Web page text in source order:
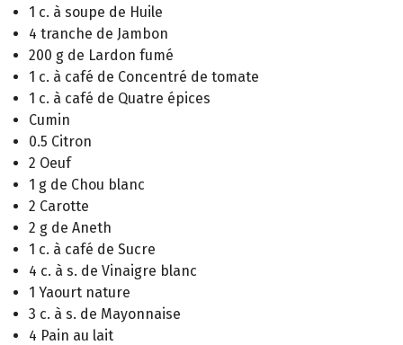
1 c. à soupe de Huile
4 tranche de Jambon
200 g de Lardon fumé
1 c. à café de Concentré de tomate
1 c. à café de Quatre épices
Cumin
0.5 Citron
2 Oeuf
1 g de Chou blanc
2 Carotte
2 g de Aneth
1 c. à café de Sucre
4 c. à s. de Vinaigre blanc
1 Yaourt nature
3 c. à s. de Mayonnaise
4 Pain au lait